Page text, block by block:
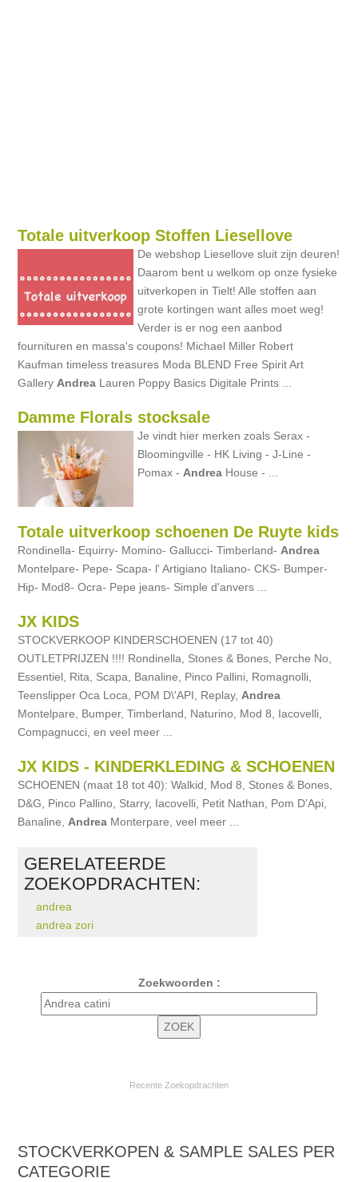
Totale uitverkoop Stoffen Liesellove
De webshop Liesellove sluit zijn deuren!
Daarom bent u welkom op onze fysieke
uitverkopen in Tielt! Alle stoffen aan
grote kortingen want alles moet weg!
Verder is er nog een aanbod
fournituren en massa's coupons! Michael Miller Robert
Kaufman timeless treasures Moda BLEND Free Spirit Art
Gallery Andrea Lauren Poppy Basics Digitale Prints ...
Damme Florals stocksale
Je vindt hier merken zoals Serax -
Bloomingville - HK Living - J-Line -
Pomax - Andrea House - ...
Totale uitverkoop schoenen De Ruyte kids
Rondinella- Equirry- Momino- Gallucci- Timberland- Andrea
Montelpare- Pepe- Scapa- l' Artigiano Italiano- CKS- Bumper-
Hip- Mod8- Ocra- Pepe jeans- Simple d'anvers ...
JX KIDS
STOCKVERKOOP KINDERSCHOENEN (17 tot 40)
OUTLETPRIJZEN !!!! Rondinella, Stones & Bones, Perche No,
Essentiel, Rita, Scapa, Banaline, Pinco Pallini, Romagnolli,
Teenslipper Oca Loca, POM D\'API, Replay, Andrea
Montelpare, Bumper, Timberland, Naturino, Mod 8, Iacovelli,
Compagnucci, en veel meer ...
JX KIDS - KINDERKLEDING & SCHOENEN
SCHOENEN (maat 18 tot 40): Walkid, Mod 8, Stones & Bones,
D&G, Pinco Pallino, Starry, Iacovelli, Petit Nathan, Pom D'Api,
Banaline, Andrea Monterpare, veel meer ...
GERELATEERDE
ZOEKOPDRACHTEN:
andrea
andrea zori
Zoekwoorden :
Recente Zoekopdrachten
STOCKVERKOPEN & SAMPLE SALES PER
CATEGORIE